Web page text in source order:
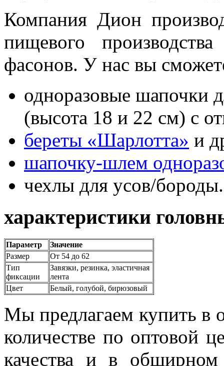
Компания Дион
пищевого
фасонов. У нас вы
одноразовые шапочки
(высота 18 и 22 см) с
береты «Шарлотта» и
шапочку-шлем
чехлы для усов/бороды.
характеристики
Параметр
Значение
Размер
От 54 до 62
Тип
фиксации
Завязки, резинка, эластичная
лента
Цвет
Белый, голубой, бирюзовый
Мы предлагаем купить в
количестве по оптовой
качества и в